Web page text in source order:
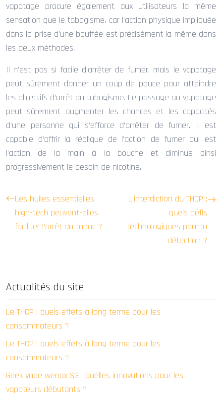
vapotage procure également aux utilisateurs la même
sensation que le tabagisme, car l’action physique impliquée
dans la prise d’une bouffée est précisément la même dans
les deux méthodes.
Il n’est pas si facile d’arrêter de fumer, mais le vapotage
peut sûrement donner un coup de pouce pour atteindre
les objectifs d’arrêt du tabagisme. Le passage au vapotage
peut sûrement augmenter les chances et les capacités
d’une personne qui s’efforce d’arrêter de fumer. Il est
capable d’offrir la réplique de l’action de fumer qui est
l’action de la main à la bouche et diminue ainsi
progressivement le besoin de nicotine.
Les huiles essentielles
high-tech peuvent-elles
faciliter l’arrêt du tabac ?
L’interdiction du THCP :
quels défis
technologiques pour la
détection ?
Actualités du site
Le THCP : quels effets à long terme pour les
consommateurs ?
Le THCP : quels effets à long terme pour les
consommateurs ?
Geek vape wenax S3 : quelles innovations pour les
vapoteurs débutants ?